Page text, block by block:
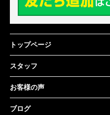
トップページ
スタッフ
お客様の声
ブログ